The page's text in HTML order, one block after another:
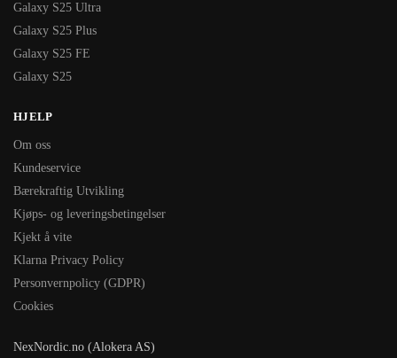
Galaxy S25 Ultra
Galaxy S25 Plus
Galaxy S25 FE
Galaxy S25
HJELP
Om oss
Kundeservice
Bærekraftig Utvikling
Kjøps- og leveringsbetingelser
Kjekt å vite
Klarna Privacy Policy
Personvernpolicy (GDPR)
Cookies
NexNordic.no (Alokera AS)